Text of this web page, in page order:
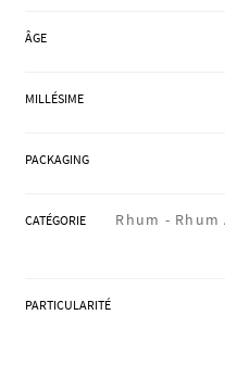
ÂGE
MILLÉSIME
PACKAGING
CATÉGORIE Rhum - Rhum
PARTICULARITÉ